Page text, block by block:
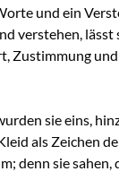
und ein
verstehen, lässt
Zustimmung
sie eins,
als Zeichen
denn sie sahen,